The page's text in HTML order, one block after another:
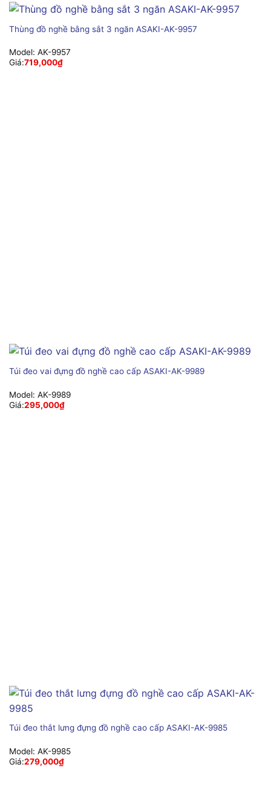
Thùng đồ nghề bằng sắt 3 ngăn ASAKI-AK-9957
Model: AK-9957
Giá:719,000₫
Túi đeo vai đựng đồ nghề cao cấp ASAKI-AK-9989
Model: AK-9989
Giá:295,000₫
Túi đeo thắt lưng đựng đồ nghề cao cấp ASAKI-AK-9985
Model: AK-9985
Giá:279,000₫